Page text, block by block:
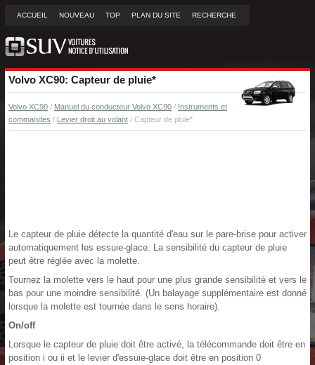
ACCUEIL NOUVEAU TOP PLAN DU SITE RECHERCHE
Volvo XC90: Capteur de pluie*
Volvo XC90 / Manuel du conducteur Volvo XC90 / Instruments et
commandes / Levier droit au volant / Capteur de pluie*
Le capteur de pluie détecte la quantité d'eau sur le pare-brise pour activer
automatiquement les essuie-glace. La sensibilité du capteur de pluie
peut être réglée avec la molette.
Tournez la molette vers le haut pour une plus grande sensibilité et vers le
bas pour une moindre sensibilité. (Un balayage supplémentaire est donné
lorsque la molette est tournée dans le sens horaire).
On/off
Lorsque le capteur de pluie doit être activé, la télécommande doit être en
position i ou ii et le levier d'essuie-glace doit être en position 0